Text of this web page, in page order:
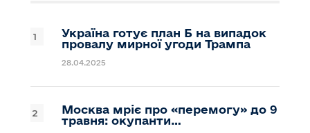
Україна готує план Б на випадок
провалу мирної угоди Трампа
28.04.2025
Москва мріє про «перемогу» до 9
травня: окупанти…